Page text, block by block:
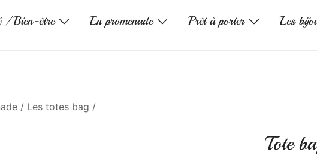
/ Bien-être En promenade Prêt à porter Les
/ Les totes bag /
Tote